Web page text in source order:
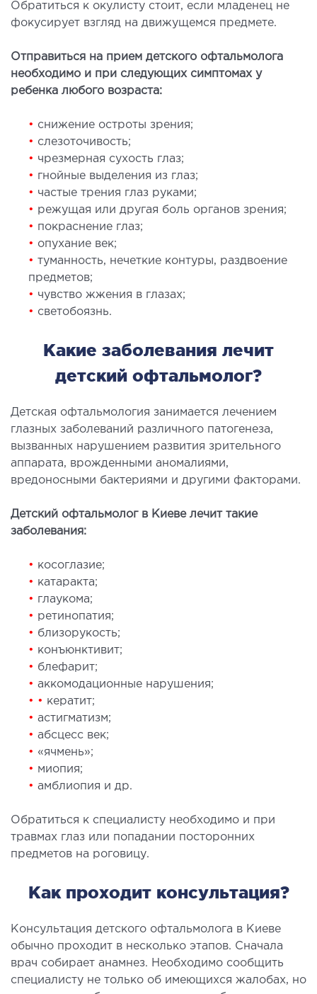
эпиляция
ЗАБОЛЕВАНИЙ ПЕЧЕНИ И
болезней печени
печени и желчных протоков
ХИРУРГИЯ
ХИРУРГИЯ
стационар
интенсивной терапии
стационар
транспортировка в Киеве и
помощь в Киеве
(ЭКГ)
диагностика
РЕЗОНАНСНАЯ
(МРТ)
органов
желез с имплантами и без
нейрохирургии
Обратиться к окулисту стоит, если младенец не
фокусирует взгляд на движущемся предмете.
Отправиться на прием детского офтальмолога
необходимо и при следующих симптомах у
ребенка любого возраста:
• снижение остроты зрения;
• слезоточивость;
• чрезмерная сухость глаз;
• гнойные выделения из глаз;
• частые трения глаз руками;
• режущая или другая боль органов зрения;
• покраснение глаз;
• опухание век;
• туманность, нечеткие контуры, раздвоение
предметов;
• чувство жжения в глазах;
• светобоязнь.
Какие заболевания лечит
детский офтальмолог?
Детская офтальмология занимается лечением
глазных заболеваний различного патогенеза,
вызванных нарушением развития зрительного
аппарата, врожденными аномалиями,
вредоносными бактериями и другими факторами.
Детский офтальмолог в Киеве лечит такие
заболевания:
• косоглазие;
• катаракта;
• глаукома;
• ретинопатия;
• близорукость;
• конъюнктивит;
• блефарит;
• аккомодационные нарушения;
• • кератит;
• астигматизм;
• абсцесс век;
• «ячмень»;
• миопия;
• амблиопия и др.
Обратиться к специалисту необходимо и при
травмах глаз или попадании посторонних
предметов на роговицу.
Как проходит консультация?
Консультация детского офтальмолога в Киеве
обычно проходит в несколько этапов. Сначала
врач собирает анамнез. Необходимо сообщить
специалисту не только об имеющихся жалобах, но